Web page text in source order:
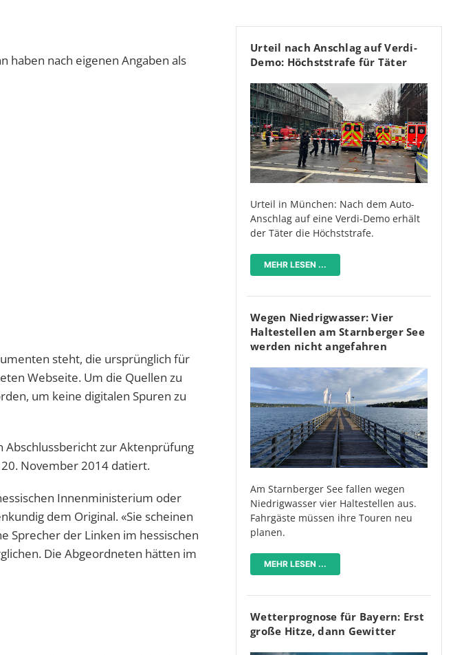
haben nach eigenen Angaben als
steht, die ursprünglich für
Webseite. Um die Quellen zu
um keine digitalen Spuren zu
Abschlussbericht zur Aktenprüfung
November 2014 datiert.
Innenministerium oder
dem Original. «Sie scheinen
Sprecher der Linken im hessischen
Die Abgeordneten hätten im
Urteil nach Anschlag auf Verdi-
Demo: Höchststrafe für Täter
Urteil in München: Nach dem Auto-
Anschlag auf eine Verdi-Demo erhält
der Täter die Höchststrafe.
MEHR LESEN ...
Wegen Niedrigwasser: Vier
Haltestellen am Starnberger See
werden nicht angefahren
Am Starnberger See fallen wegen
Niedrigwasser vier Haltestellen aus.
Fahrgäste müssen ihre Touren neu
planen.
MEHR LESEN ...
Wetterprognose für Bayern: Erst
große Hitze, dann Gewitter